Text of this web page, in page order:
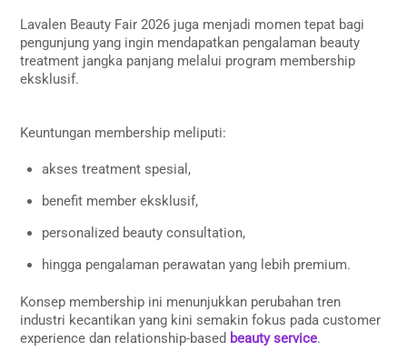
Lavalen Beauty Fair 2026 juga menjadi momen tepat bagi
pengunjung yang ingin mendapatkan pengalaman beauty
treatment jangka panjang melalui program membership
eksklusif.
Keuntungan membership meliputi:
akses treatment spesial,
benefit member eksklusif,
personalized beauty consultation,
hingga pengalaman perawatan yang lebih premium.
Konsep membership ini menunjukkan perubahan tren
industri kecantikan yang kini semakin fokus pada customer
experience dan relationship-based beauty service.